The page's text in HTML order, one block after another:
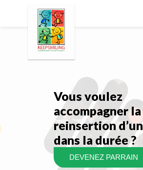
Vous voulez
accompagner la
reinsertion
dans la durée ?
DEVENEZ PARRAIN